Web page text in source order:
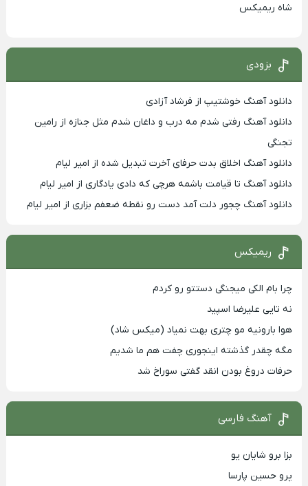
شاه ریمیکس
بزودی
دانلود آهنگ خوشتیپ از فرشاد آزادی
دانلود آهنگ رفتی شدم مه درب و داغان شدم مثل جنازه از رامین
تجنگی
دانلود آهنگ اخلاق بدت حرفای آخرت تبدیل شده از امیر لیام
دانلود آهنگ تا قیامت باشمه هرچی که دادی یادگاری از امیر لیام
دانلود آهنگ چجور دلت آمد دست رو نقطه ضعفم بزاری از امیر لیام
ریمیکس
چرا بام الکی میجنگی دستتو رو کردم
نه تایی علیرضا اسپید
هوا بارونیه مو چتری بهت نمیاد (میکس شاد)
مگه چقدر گذشته اینجوری چفت هم ما شدیم
حرفات دروغ بودن انقد گفتی سوراخ شد
آهنگ فارسی
بزا برو شایان یو
پرو حسین پارسا